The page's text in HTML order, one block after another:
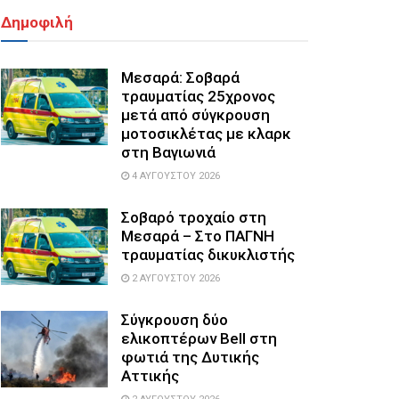
Δημοφιλή
Μεσαρά: Σοβαρά
τραυματίας 25χρονος
μετά από σύγκρουση
μοτοσικλέτας με κλαρκ
στη Βαγιωνιά
4 ΑΥΓΟΎΣΤΟΥ 2026
Σοβαρό τροχαίο στη
Μεσαρά – Στο ΠΑΓΝΗ
τραυματίας δικυκλιστής
2 ΑΥΓΟΎΣΤΟΥ 2026
Σύγκρουση δύο
ελικοπτέρων Bell στη
φωτιά της Δυτικής
Αττικής